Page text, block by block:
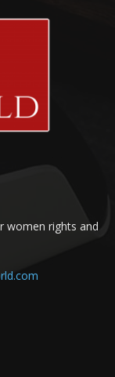
women rights and